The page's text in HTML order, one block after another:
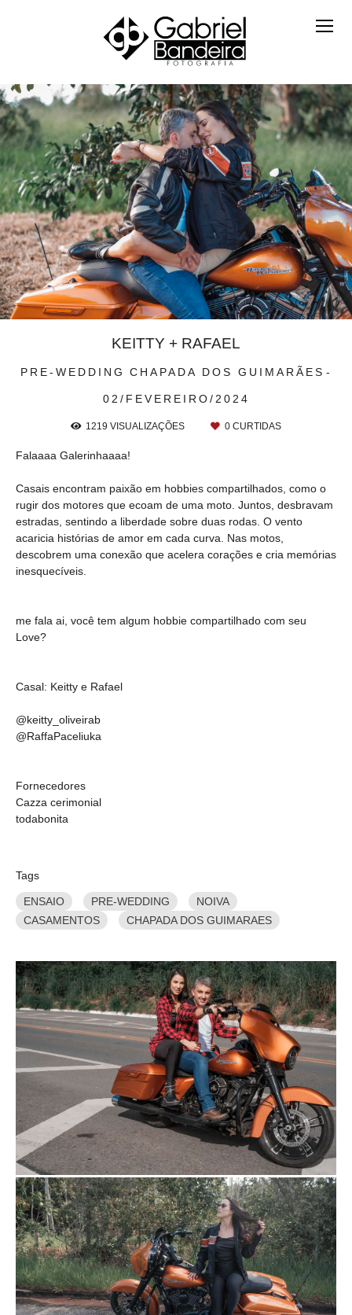
PRE-WEDDING CHAPADA DOS GUIMARÃES
02/FEVEREIRO/2024
KEITTY + RAFAEL
1219 VISUALIZAÇÕES 0 CURTIDAS
Falaaaa Galerinhaaaa!
Casais encontram paixão em hobbies compartilhados, como o
rugir dos motores que ecoam de uma moto. Juntos, desbravam
estradas, sentindo a liberdade sobre duas rodas. O vento
acaricia histórias de amor em cada curva. Nas motos,
descobrem uma conexão que acelera corações e cria memórias
inesquecíveis.
me fala ai, você tem algum hobbie compartilhado com seu
Love?
Casal: Keitty e Rafael
@keitty_oliveirab
@RaffaPaceliuka
Fornecedores
Cazza cerimonial
todabonita
Tags
ENSAIO PRE-WEDDING
NOIVA
CASAMENTOS
CHAPADA DOS GUIMARAES